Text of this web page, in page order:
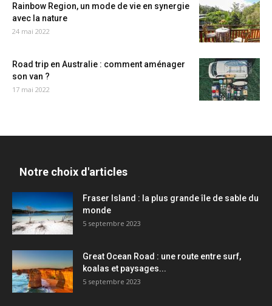
Rainbow Region, un mode de vie en synergie
avec la nature
24 mai 2022
Road trip en Australie : comment aménager
son van ?
17 mai 2022
Notre choix d'articles
Fraser Island : la plus grande île de sable du
monde
5 septembre 2023
Great Ocean Road : une route entre surf,
koalas et paysages...
5 septembre 2023